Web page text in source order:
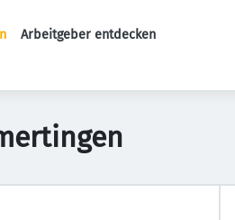
Arbeitgeber entdecken